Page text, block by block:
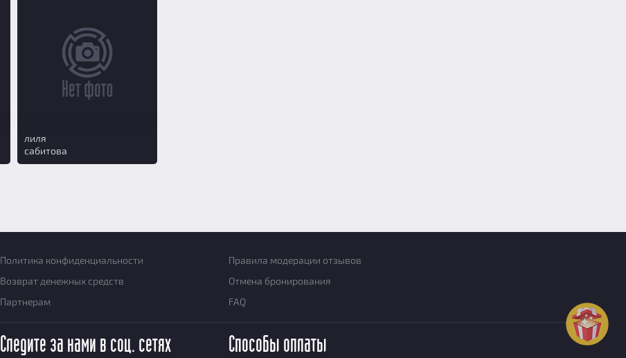
лиля
сабитова
Политика конфиденциальности
Правила модерации отзывов
Возврат денежных средств
Отмена бронирования
Партнерам
FAQ
Следите за нами в соц. сетях Способы оплаты